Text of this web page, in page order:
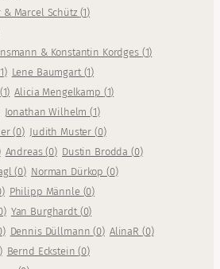
Marcel Schütz (1)
& Konstantin Kordges (1)
1) Lene Baumgart (1)
(1) Alicia Mengelkamp (1)
Jonathan Wilhelm(1)
(0) Judith Muster (0)
Andreas(0) Dustin Brodda (0)
(0) Norman Dürkop (0)
) Philipp Männle (0)
) Yan Burghardt (0)
) Dennis Düllmann(0) AlinaR (0)
Bernd Eckstein(0)